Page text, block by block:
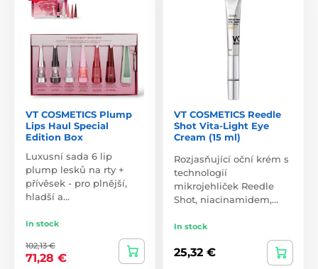
VT COSMETICS Plump
Lips Haul Special
Edition Box
Luxusní sada 6 lip
plump lesků na rty +
přívěsek - pro plnější,
hladší a…
In stock
102,13 €
71,28 €
VT COSMETICS Reedle
Shot Vita-Light Eye
Cream (15 ml)
Rozjasňující oční krém s
technologií
mikrojehliček Reedle
Shot, niacinamidem,…
In stock
25,32 €